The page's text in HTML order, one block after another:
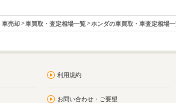
車売却 車買取・査定相場一覧 ホンダの車買取・車査定相場
利用規約
お問い合わせ・ご要望